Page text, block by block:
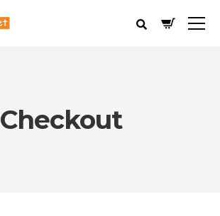
Checkout